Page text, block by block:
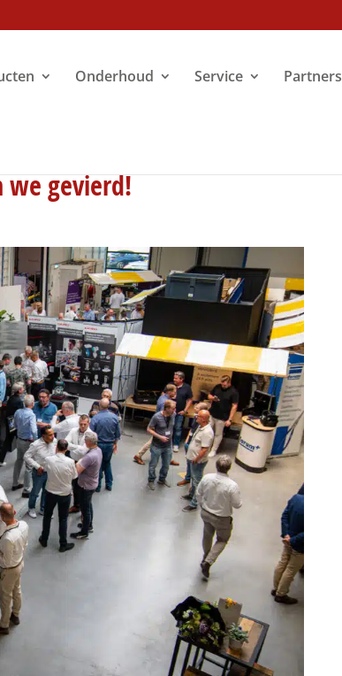
Onderhoud Service Partners
we gevierd!